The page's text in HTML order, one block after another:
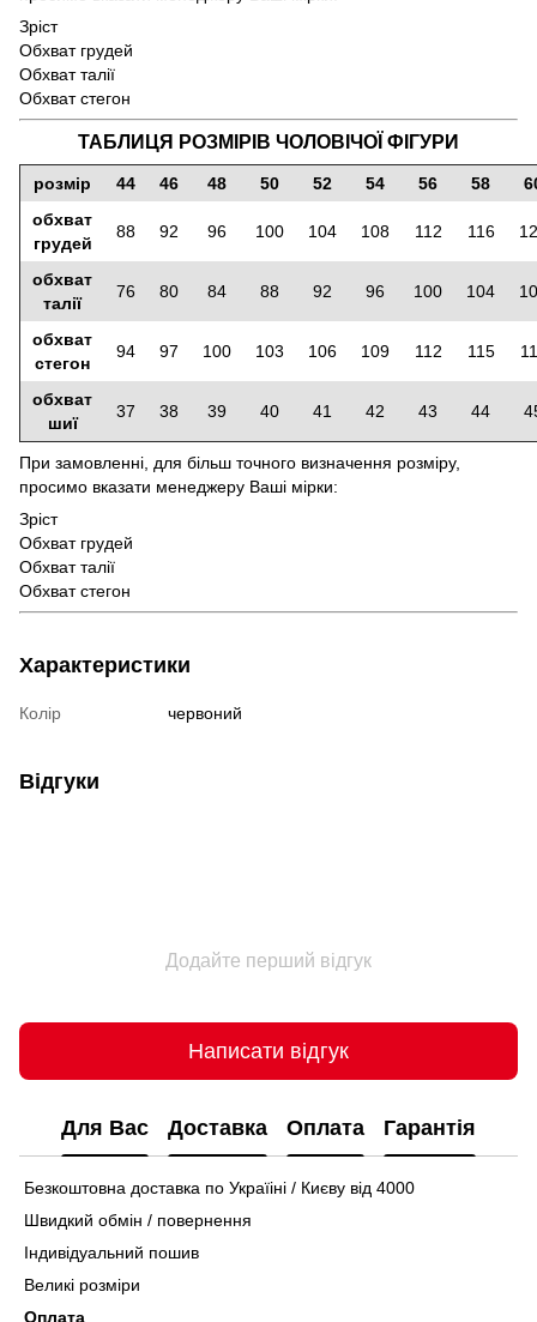
Зріст
Обхват грудей
Обхват талії
Обхват стегон
ТАБЛИЦЯ РОЗМІРІВ ЧОЛОВІЧОЇ ФІГУРИ
розмір 44 46 48 50 52 54 56 58
обхват
грудей
88 92 96 100 104 108 112 116
обхват
талії
76 80 84 88 92 96 100 104
обхват
стегон
94 97 100 103 106 109 112 115
обхват
шиї
37 38 39 40 41 42 43 44
При замовленні, для більш точного визначення розміру,
просимо вказати менеджеру Ваші мірки:
Зріст
Обхват грудей
Обхват талії
Обхват стегон
Характеристики
Колір червоний
Відгуки
Додайте перший відгук
Написати відгук
Для Вас Доставка Оплата Гарантія
Безкоштовна доставка по Україіні / Києву від 4000
Швидкий обмін / повернення
Індивідуальний пошив
Великі розміри
Оплата